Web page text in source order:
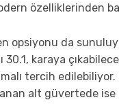
özelliklerinden
opsiyonu da
karaya
tercih edilebiliyor.
alt güvertede ise